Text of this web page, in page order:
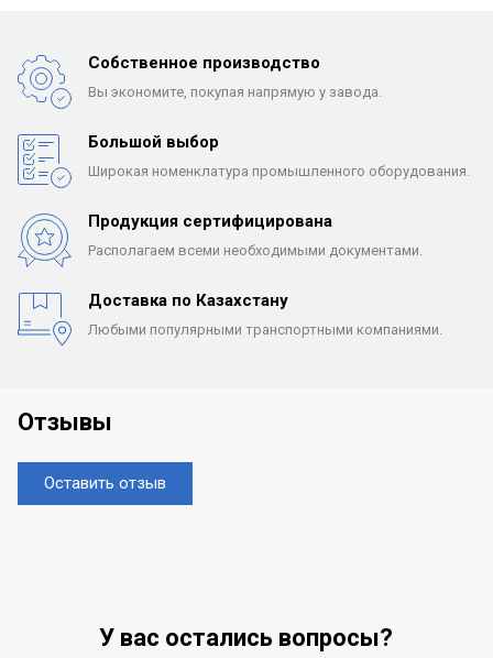
Собственное производство
Вы экономите, покупая напрямую у завода.
Большой выбор
Широкая номенклатура промышленного оборудования.
Продукция сертифицирована
Располагаем всеми необходимыми документами.
Доставка по Казахстану
Любыми популярными транспортными компаниями.
Отзывы
Оставить отзыв
У вас остались вопросы?